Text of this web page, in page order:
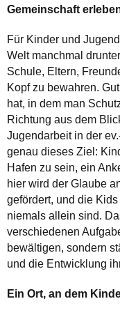
Gemeinschaft
Für Kinder und
Welt manchmal
Schule, Eltern,
Kopf zu bewahren.
hat, in dem man
Richtung aus dem
Jugendarbeit in der
genau dieses Ziel:
Hafen zu sein, ein
hier wird der Glaube
gefördert, und die
niemals allein sind.
verschiedenen
bewältigen, sondern
und die Entwicklung
Ein Ort, an dem